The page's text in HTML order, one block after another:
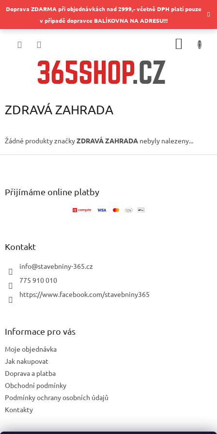
naDoprava ZDARMA při objednávkách nad 2999,- včetně DPH platí pouze
v případě dopravce BALÍKOVNA NA ADRESU!!!
ZDRAVÁ ZAHRADA
Žádné produkty značkyZDRAVÁ ZAHRADA nebyly nalezeny...
Z
Přijímáme online platby
Kontakt
info@stavebniny-365.cz
775 910 010
https://www.facebook.com/stavebniny365
Informace pro vás
Moje objednávka
Jak nakupovat
Doprava a platba
Obchodní podmínky
Podmínky ochrany osobních údajů
Kontakty